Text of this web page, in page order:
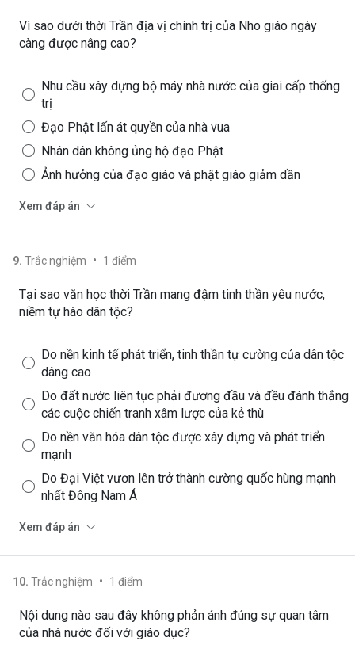
Vì sao dưới thời Trần địa vị chính trị của Nho giáo ngày
càng được nâng cao?
Nhu cầu xây dựng bộ máy nhà nước của giai cấp thống
trị
Đạo Phật lấn át quyền của nhà vua
Nhân dân không ủng hộ đạo Phật
Ảnh hưởng của đạo giáo và phật giáo giảm dần
Xem đáp án
9. Trắc nghiệm • 1 điểm
Tại sao văn học thời Trần mang đậm tinh thần yêu nước,
niềm tự hào dân tộc?
Do nền kinh tế phát triển, tinh thần tự cường của dân tộc
dâng cao
Do đất nước liên tục phải đương đầu và đều đánh thắng
các cuộc chiến tranh xâm lược của kẻ thù
Do nền văn hóa dân tộc được xây dựng và phát triển
mạnh
Do Đại Việt vươn lên trở thành cường quốc hùng mạnh
nhất Đông Nam Á
Xem đáp án
10. Trắc nghiệm • 1 điểm
Nội dung nào sau đây không phản ánh đúng sự quan tâm
của nhà nước đối với giáo dục?